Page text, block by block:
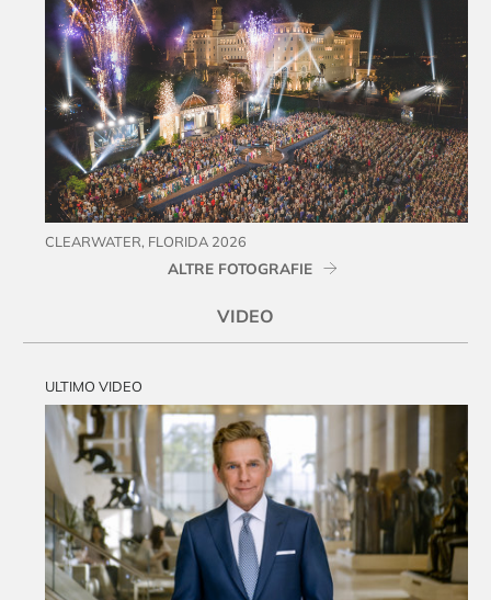
CLEARWATER, FLORIDA 2026
ALTRE FOTOGRAFIE
VIDEO
ULTIMO VIDEO